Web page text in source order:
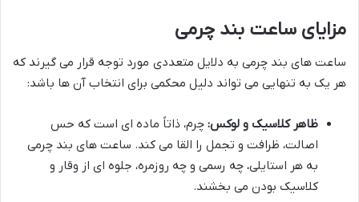
مزایای ساعت بند چرمی
ساعت های بند چرمی به دلایل متعددی مورد توجه قرار می گیرند که
هر یک به تنهایی می تواند دلیل محکمی برای انتخاب آن ها باشد:
ظاهر کلاسیک و لوکس: چرم، ذاتاً ماده ای است که حس
اصالت، ظرافت و تجمل را القا می کند. ساعت های بند چرمی
به هر استایلی، چه رسمی و چه روزمره، جلوه ای از وقار و
کلاسیک بودن می بخشند.